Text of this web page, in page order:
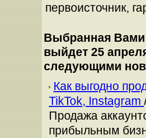
первоисточник,
Выбранная Вами
выйдет 25
следующими
Как выгодно
TikTok, Instagram
Продажа
прибыльным